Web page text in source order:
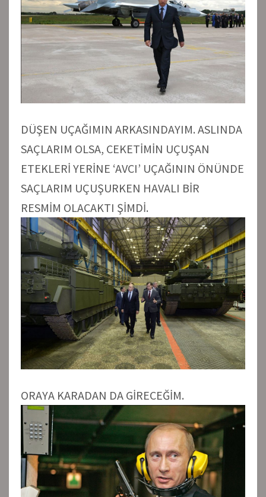
DÜŞEN UÇAĞIMIN ARKASINDAYIM. ASLINDA
SAÇLARIM OLSA, CEKETİMİN UÇUŞAN
ETEKLERİ YERİNE ‘AVCI’ UÇAĞININ ÖNÜNDE
SAÇLARIM UÇUŞURKEN HAVALI BİR
RESMİM OLACAKTI ŞİMDİ.
ORAYA KARADAN DA GİRECEĞİM.